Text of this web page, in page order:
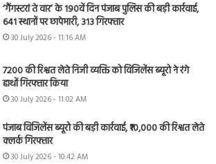
‘गैंगस्टरां ते वार’ के 190वें दिन पंजाब पुलिस की बड़ी कार्रवाई,
641 स्थानों पर छापेमारी, 313 गिरफ्तार
30 July 2026 - 11:16 AM
7200 की रिश्वत लेते निजी व्यक्ति को विजिलेंस ब्यूरो ने रंगे
हाथों गिरफ्तार किया
30 July 2026 - 11:02 AM
पंजाब विजिलेंस ब्यूरो की बड़ी कार्रवाई, ₹10,000 की रिश्वत लेते
क्लर्क गिरफ्तार
30 July 2026 - 10:42 AM